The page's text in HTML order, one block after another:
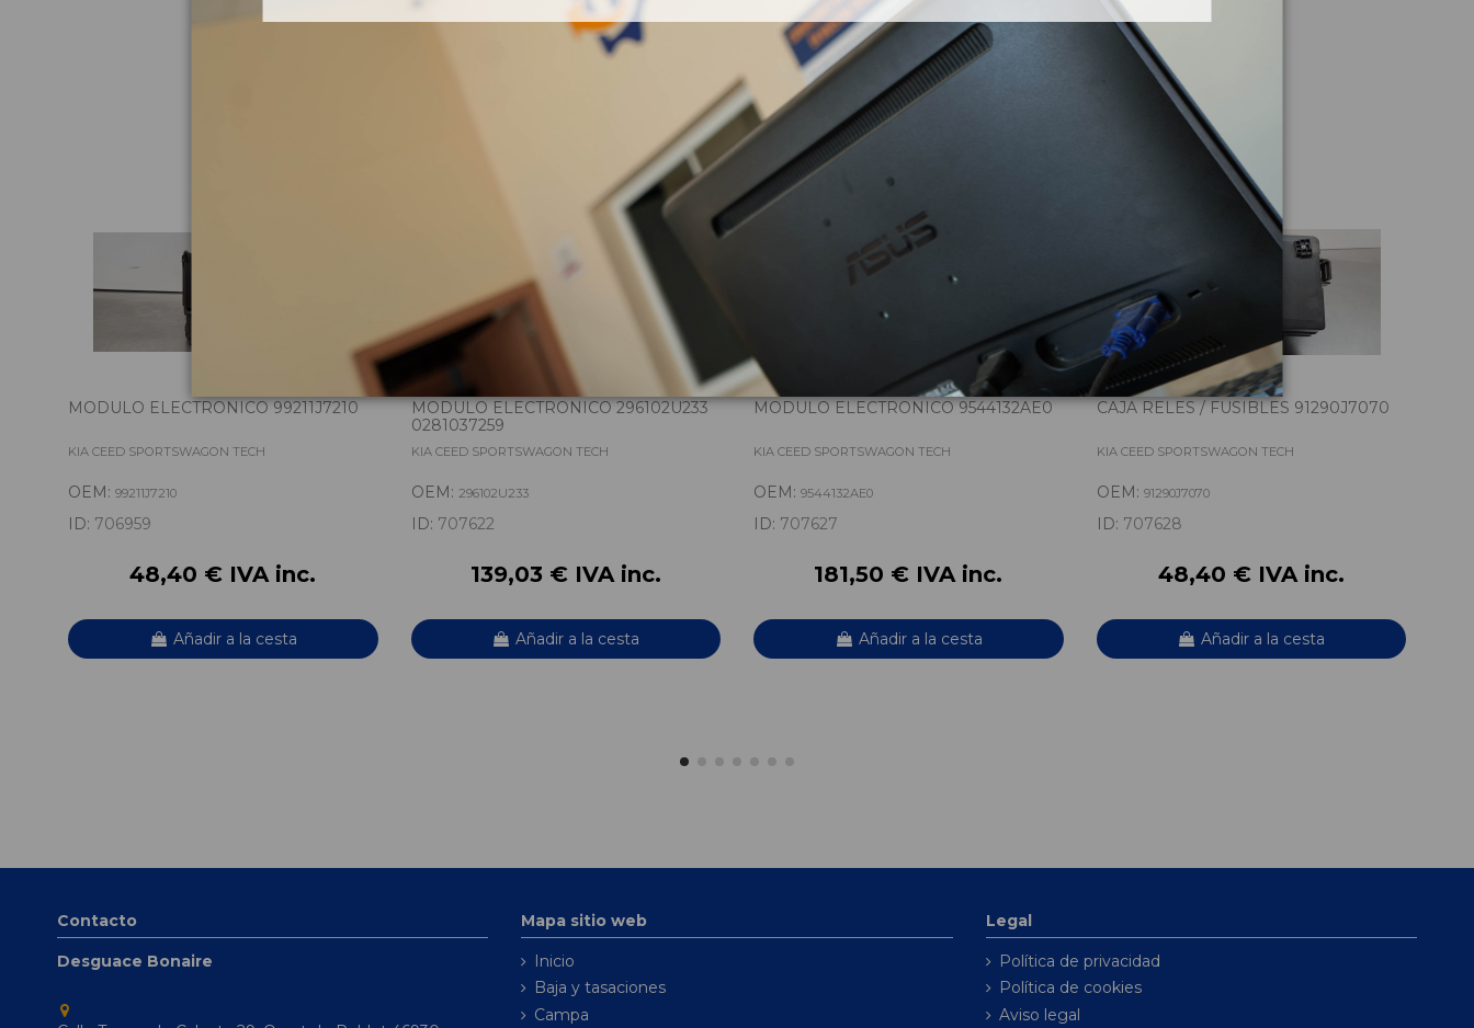
Piezas almacenadas del vehículo
MODULO ELECTRONICO 99211J7210
KIA CEED SPORTSWAGON TECH
OEM: 99211J7210
ID: 706959
48,40 € IVA inc.
Añadir a la cesta
MODULO ELECTRONICO 296102U233
0281037259
KIA CEED SPORTSWAGON TECH
OEM: 296102U233
ID: 707622
139,03 € IVA inc.
Añadir a la cesta
MODULO ELECTRONICO 9544132AE0
KIA CEED SPORTSWAGON TECH
OEM: 9544132AE0
ID: 707627
181,50 € IVA inc.
Añadir a la cesta
CAJA RELES / FUSIBLES 91290J7070
KIA CEED SPORTSWAGON TECH
OEM: 91290J7070
ID: 707628
48,40 € IVA inc.
Añadir a la cesta
Contacto
Desguace Bonaire
Mapa sitio web
Inicio
Baja y tasaciones
Campa
Legal
Política de privacidad
Política de cookies
Aviso legal